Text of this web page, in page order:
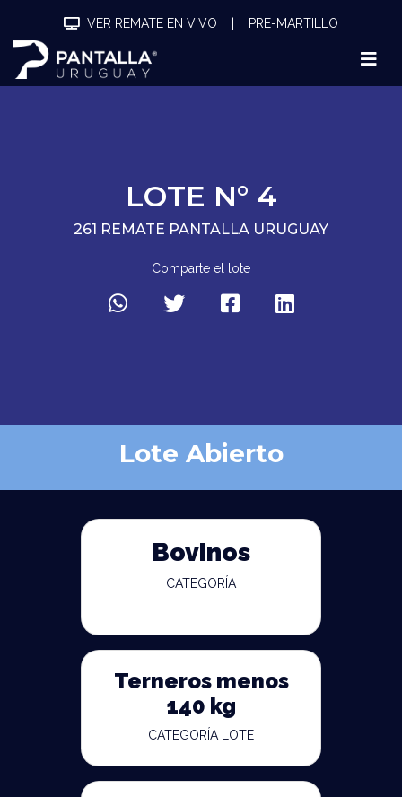
VER REMATE EN VIVO PRE-MARTILLO
LOTE N° 4
261 REMATE PANTALLA URUGUAY
Comparte el lote
Lote Abierto
Bovinos
CATEGORÍA
Terneros menos
140 kg
CATEGORÍA LOTE